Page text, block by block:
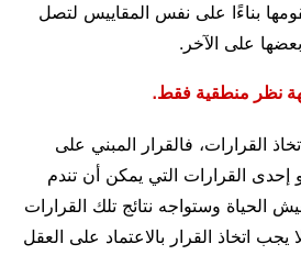
بناءًا على نفس المقاييس لتصل
على الآخر.
نظر منطقية فقط.
القرارات، فالقرار المبني على
القرارات التي يمكن أن تندم
الحياة وستواجه نتائج تلك القرارات
اتخاذ القرار بالاعتماد على العقل